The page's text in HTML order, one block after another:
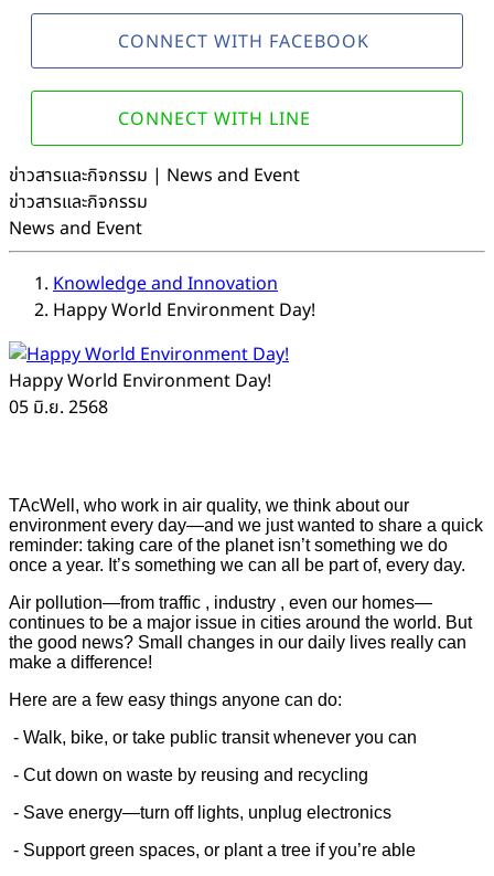
CONNECT WITH FACEBOOK
CONNECT WITH LINE
ข่าวสารและกิจกรรม | News and Event
ข่าวสารและกิจกรรม
News and Event
Knowledge and Innovation
Happy World Environment Day!
Happy World Environment Day!
05 มิ.ย. 2568
TAcWell, who work in air quality, we think about our
environment every day—and we just wanted to share a quick
reminder: taking care of the planet isn’t something we do
once a year. It’s something we can all be part of, every day.
Air pollution—from traffic , industry , even our homes—
continues to be a major issue in cities around the world. But
the good news? Small changes in our daily lives really can
make a difference!
Here are a few easy things anyone can do:
- Walk, bike, or take public transit whenever you can
- Cut down on waste by reusing and recycling
- Save energy—turn off lights, unplug electronics
- Support green spaces, or plant a tree if you’re able